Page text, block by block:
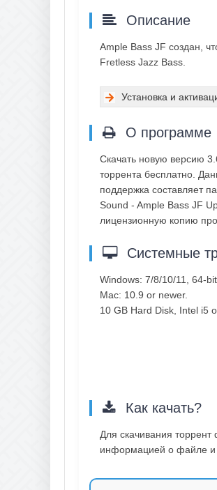
Описание
Ample Bass JF создан,
Fretless Jazz Bass.
Установка и
О программе
Скачать новую версию
торрента бесплатно.
поддержка составляет
Sound - Ample Bass JF
лицензионную копию
Системные
Windows: 7/8/10/11, 64-bit
Mac: 10.9 or newer.
10 GB Hard Disk, Intel i5
Как качать?
Для скачивания
информацией о файле и